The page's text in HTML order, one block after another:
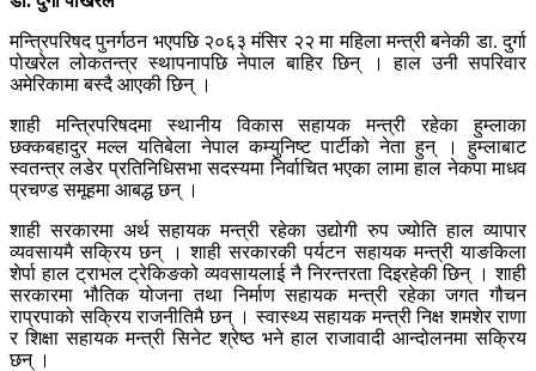
मन्त्रिपरिषद पुनर्गठन भएपछि २०६३ मंसिर २२ मा महिला मन्त्री बनेकी डा. दुर्गा
पोखरेल लोकतन्त्र स्थापनापछि नेपाल बाहिर छिन् । हाल उनी सपरिवार
अमेरिकामा बस्दै आएकी छिन् ।
शाही मन्त्रिपरिषदमा स्थानीय विकास सहायक मन्त्री रहेका हुम्लाका
छक्कबहादुर मल्ल यतिबेला नेपाल कम्युनिष्ट पार्टीको नेता हुन् । हुम्लाबाट
स्वतन्त्र लडेर प्रतिनिधिसभा सदस्यमा निर्वाचित भएका लामा हाल नेकपा माधव
प्रचण्ड समूहमा आबद्ध छन् ।
शाही सरकारमा अर्थ सहायक मन्त्री रहेका उद्योगी रुप ज्योति हाल व्यापार
व्यवसायमै सक्रिय छन् । शाही सरकारकी पर्यटन सहायक मन्त्री याङकिला
शेर्पा हाल ट्राभल ट्रेकिङको व्यवसायलाई नै निरन्तरता दिइरहेकी छिन् । शाही
सरकारमा भौतिक योजना तथा निर्माण सहायक मन्त्री रहेका जगत गौचन
राप्रपाको सक्रिय राजनीतिमै छन् । स्वास्थ्य सहायक मन्त्री निक्ष शमशेर राणा
र शिक्षा सहायक मन्त्री सिनेट श्रेष्ठ भने हाल राजावादी आन्दोलनमा सक्रिय
छन् ।